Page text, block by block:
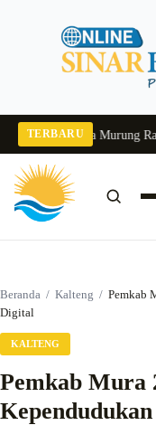
TERBARU
Pj Sekda Murung Raya
Beranda / Kalteng / Pemkab
Digital
KALTENG
Pemkab Mura